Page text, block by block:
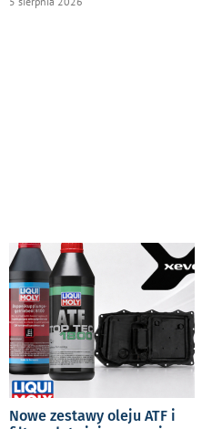
Nowe zestawy oleju ATF i